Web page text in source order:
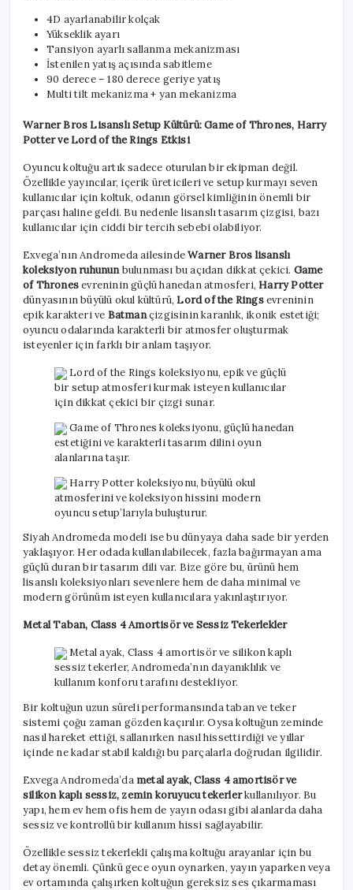
4D ayarlanabilir kolçak
Yükseklik ayarı
Tansiyon ayarlı sallanma mekanizması
İstenilen yatış açısında sabitleme
90 derece – 180 derece geriye yatış
Multi tilt mekanizma + yan mekanizma
Warner Bros Lisanslı Setup Kültürü: Game of Thrones, Harry
Potter ve Lord of the Rings Etkisi
Oyuncu koltuğu artık sadece oturulan bir ekipman değil.
Özellikle yayıncılar, içerik üreticileri ve setup kurmayı seven
kullanıcılar için koltuk, odanın görsel kimliğinin önemli bir
parçası haline geldi. Bu nedenle lisanslı tasarım çizgisi, bazı
kullanıcılar için ciddi bir tercih sebebi olabiliyor.
Exvega’nın Andromeda ailesindeWarner Bros lisanslı
koleksiyon ruhununbulunması bu açıdan dikkat çekici. Game
of Thronesevreninin güçlü hanedan atmosferi,Harry Potter
dünyasının büyülü okul kültürü,Lord of the Ringsevreninin
epik karakteri ve Batmançizgisinin karanlık, ikonik estetiği;
oyuncu odalarında karakterli bir atmosfer oluşturmak
isteyenler için farklı bir anlam taşıyor.
Lord of the Rings koleksiyonu, epik ve güçlü
bir setup atmosferi kurmak isteyen kullanıcılar
için dikkat çekici bir çizgi sunar.
Game of Thrones koleksiyonu, güçlü hanedan
estetiğini ve karakterli tasarım dilini oyun
alanlarına taşır.
Harry Potter koleksiyonu, büyülü okul
atmosferini ve koleksiyon hissini modern
oyuncu setup’larıyla buluşturur.
Siyah Andromeda modeli ise bu dünyaya daha sade bir yerden
yaklaşıyor. Her odada kullanılabilecek, fazla bağırmayan ama
güçlü duran bir tasarım dili var. Bize göre bu, ürünü hem
lisanslı koleksiyonları sevenlere hem de daha minimal ve
modern görünüm isteyen kullanıcılara yakınlaştırıyor.
Metal Taban, Class 4 Amortisör ve Sessiz Tekerlekler
Metal ayak, Class 4 amortisör ve silikon kaplı
sessiz tekerler, Andromeda’nın dayanıklılık ve
kullanım konforu tarafını destekliyor.
Bir koltuğun uzun süreli performansında taban ve teker
sistemi çoğu zaman gözden kaçırılır. Oysa koltuğun zeminde
nasıl hareket ettiği, sallanırken nasıl hissettirdiği ve yıllar
içinde ne kadar stabil kaldığı bu parçalarla doğrudan ilgilidir.
Exvega Andromeda’da metal ayak, Class 4 amortisör ve
silikon kaplı sessiz, zemin koruyucu tekerlerkullanılıyor. Bu
yapı, hem ev hem ofis hem de yayın odası gibi alanlarda daha
sessiz ve kontrollü bir kullanım hissi sağlayabilir.
Özellikle sessiz tekerlekli çalışma koltuğu arayanlar için bu
detay önemli. Çünkü gece oyun oynarken, yayın yaparken veya
ev ortamında çalışırken koltuğun gereksiz ses çıkarmaması